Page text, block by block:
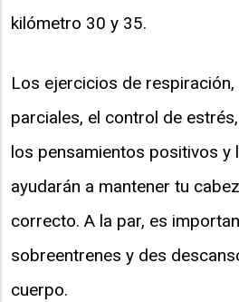
kilómetro 30 y 35.
Los ejercicios de
parciales, el control de
los pensamientos positivos y
ayudarán a mantener tu
correcto. A la par, es
sobreentrenes y des
cuerpo.